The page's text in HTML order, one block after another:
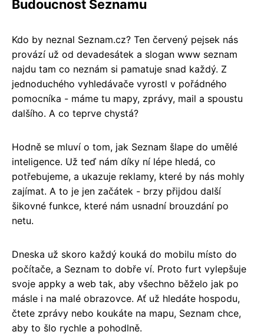
Budoucnost Seznamu
Kdo by neznal Seznam.cz? Ten červený pejsek nás
provází už od devadesátek a slogan www seznam
najdu tam co neznám si pamatuje snad každý. Z
jednoduchého vyhledávače vyrostl v pořádného
pomocníka - máme tu mapy, zprávy, mail a spoustu
dalšího. A co teprve chystá?
Hodně se mluví o tom, jak Seznam šlape do umělé
inteligence. Už teď nám díky ní lépe hledá, co
potřebujeme, a ukazuje reklamy, které by nás mohly
zajímat. A to je jen začátek - brzy přijdou další
šikovné funkce, které nám usnadní brouzdání po
netu.
Dneska už skoro každý kouká do mobilu místo do
počítače, a Seznam to dobře ví. Proto furt vylepšuje
svoje appky a web tak, aby všechno běželo jak po
másle i na malé obrazovce. Ať už hledáte hospodu,
čtete zprávy nebo koukáte na mapu, Seznam chce,
aby to šlo rychle a pohodlně.